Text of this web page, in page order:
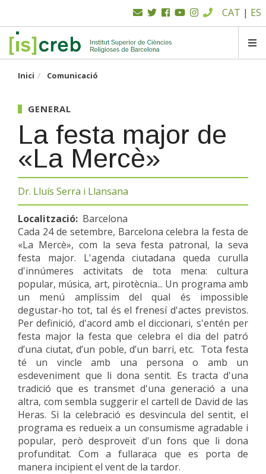
contingut
superior
SK
CAT | ES
Inici Comunicació
GENERAL
La festa major de
«La Mercè»
Dr. Lluís Serra i Llansana
Localització Barcelona
Cada 24 de setembre, Barcelona celebra la festa de
«La Mercè», com la seva festa patronal, la seva
festa major. L'agenda ciutadana queda curulla
d'innúmeres activitats de tota mena: cultura
popular, música, art, pirotècnia... Un programa amb
un menú amplíssim del qual és impossible
degustar-ho tot, tal és el frenesí d'actes previstos.
Per definició, d'acord amb el diccionari, s'entén per
festa major la festa que celebra el dia del patró
d’una ciutat, d’un poble, d’un barri, etc. Tota festa
té un vincle amb una persona o amb un
esdeveniment que li dona sentit. Es tracta d'una
tradició que es transmet d'una generació a una
altra, com sembla suggerir el cartell de David de las
Heras. Si la celebració es desvincula del sentit, el
programa es redueix a un consumisme agradable i
popular, però desproveït d'un fons que li dona
profunditat. Com a fullaraca que es porta de
manera incipient el vent de la tardor.